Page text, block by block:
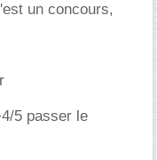
un concours,
5 passer le